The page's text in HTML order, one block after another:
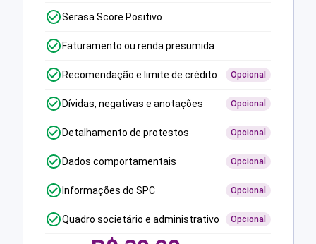
Serasa Score Positivo
Faturamento ou renda presumida
Recomendação e limite de crédito Opcional
Dívidas, negativas e anotações Opcional
Detalhamento de protestos Opcional
Dados comportamentais Opcional
Informações do SPC Opcional
Quadro societário e administrativo Opcional